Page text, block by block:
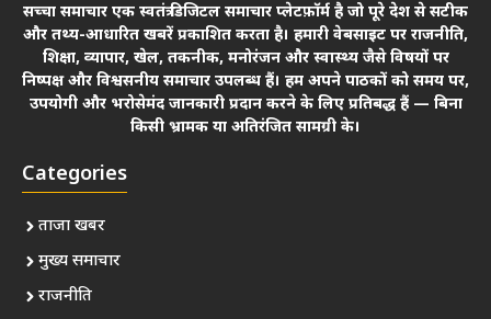
सच्चा समाचार एक स्वतंत्र डिजिटल समाचार प्लेटफ़ॉर्म है जो पूरे देश से सटीक
और तथ्य-आधारित खबरें प्रकाशित करता है। हमारी वेबसाइट पर राजनीति,
शिक्षा, व्यापार, खेल, तकनीक, मनोरंजन और स्वास्थ्य जैसे विषयों पर
निष्पक्ष और विश्वसनीय समाचार उपलब्ध हैं। हम अपने पाठकों को समय पर,
उपयोगी और भरोसेमंद जानकारी प्रदान करने के लिए प्रतिबद्ध हैं — बिना
किसी भ्रामक या अतिरंजित सामग्री के।
Categories
ताजा खबर
मुख्य समाचार
राजनीति